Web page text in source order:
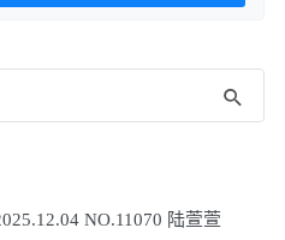
NO.11070 陆萱萱